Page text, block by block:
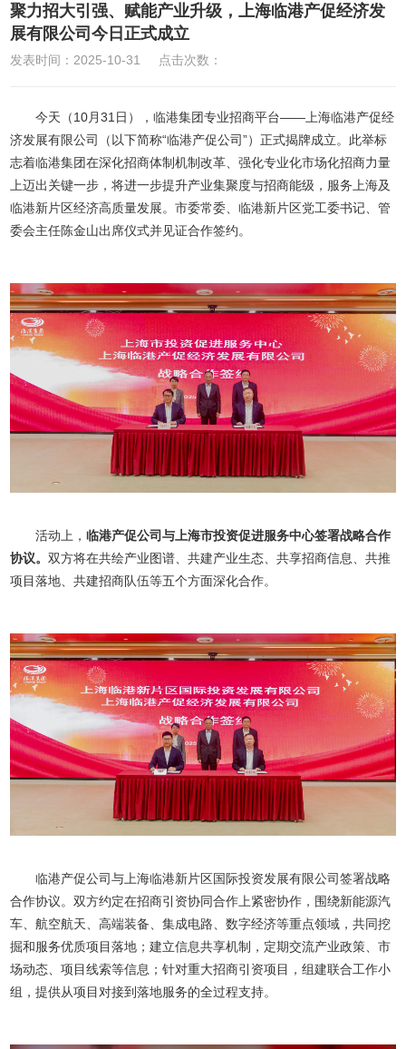
聚力招大引强、赋能产业升级，上海临港产促经济发
展有限公司今日正式成立
发表时间：2025-10-31 点击次数：
今天（10月31日），临港集团专业招商平台——上海临港产促经
济发展有限公司（以下简称“临港产促公司”）正式揭牌成立。此举标
志着临港集团在深化招商体制机制改革、强化专业化市场化招商力量
上迈出关键一步，将进一步提升产业集聚度与招商能级，服务上海及
临港新片区经济高质量发展。市委常委、临港新片区党工委书记、管
委会主任陈金山出席仪式并见证合作签约。
活动上，临港产促公司与上海市投资促进服务中心签署战略合作
协议。双方将在共绘产业图谱、共建产业生态、共享招商信息、共推
项目落地、共建招商队伍等五个方面深化合作。
临港产促公司与上海临港新片区国际投资发展有限公司签署战略
合作协议。双方约定在招商引资协同合作上紧密协作，围绕新能源汽
车、航空航天、高端装备、集成电路、数字经济等重点领域，共同挖
掘和服务优质项目落地；建立信息共享机制，定期交流产业政策、市
场动态、项目线索等信息；针对重大招商引资项目，组建联合工作小
组，提供从项目对接到落地服务的全过程支持。